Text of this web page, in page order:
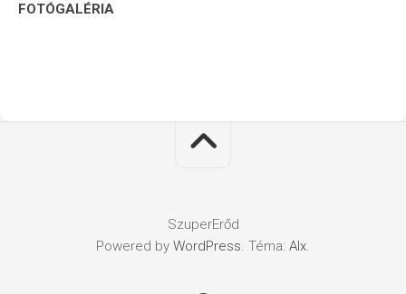
FOTÓGALÉRIA
SzuperErőd
Powered by WordPress. Téma: Alx.